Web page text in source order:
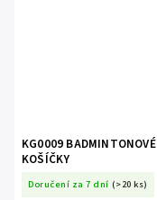
KG0009 BADMINTONOVÉ
KOŠÍČKY
Doručení za 7 dní (>20 ks)